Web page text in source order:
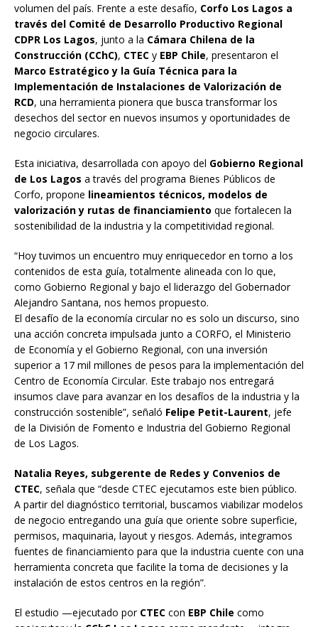
volumen del país. Frente a este desafío, Corfo Los Lagos a
través del Comité de Desarrollo Productivo Regional
CDPR Los Lagos, junto a la Cámara Chilena de la
Construcción (CChC), CTEC y EBP Chile, presentaron el
Marco Estratégico y la Guía Técnica para la
Implementación de Instalaciones de Valorización de
RCD, una herramienta pionera que busca transformar los
desechos del sector en nuevos insumos y oportunidades de
negocio circulares.
Esta iniciativa, desarrollada con apoyo del Gobierno Regional
de Los Lagos a través del programa Bienes Públicos de
Corfo, propone lineamientos técnicos, modelos de
valorización y rutas de financiamiento que fortalecen la
sostenibilidad de la industria y la competitividad regional.
“Hoy tuvimos un encuentro muy enriquecedor en torno a los
contenidos de esta guía, totalmente alineada con lo que,
como Gobierno Regional y bajo el liderazgo del Gobernador
Alejandro Santana, nos hemos propuesto.
El desafío de la economía circular no es solo un discurso, sino
una acción concreta impulsada junto a CORFO, el Ministerio
de Economía y el Gobierno Regional, con una inversión
superior a 17 mil millones de pesos para la implementación del
Centro de Economía Circular. Este trabajo nos entregará
insumos clave para avanzar en los desafíos de la industria y la
construcción sostenible”, señaló Felipe Petit-Laurent, jefe
de la División de Fomento e Industria del Gobierno Regional
de Los Lagos.
Natalia Reyes, subgerente de Redes y Convenios de
CTEC, señala que “desde CTEC ejecutamos este bien público.
A partir del diagnóstico territorial, buscamos viabilizar modelos
de negocio entregando una guía que oriente sobre superficie,
permisos, maquinaria, layout y riesgos. Además, integramos
fuentes de financiamiento para que la industria cuente con una
herramienta concreta que facilite la toma de decisiones y la
instalación de estos centros en la región”.
El estudio —ejecutado por CTEC con EBP Chile como